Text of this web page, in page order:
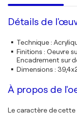
Détails de
Technique:
Finitions : Oeuvre
Encadrement sur
Dimensions :
À propos de
Le caractère de